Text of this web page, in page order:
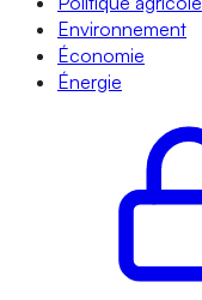
Environnement
Économie
Énergie